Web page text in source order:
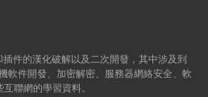
件的漢化破解以及二次開發，其中涉及到
軟件開發、加密解密、服務器網絡安全、軟
聯網的學習資料。